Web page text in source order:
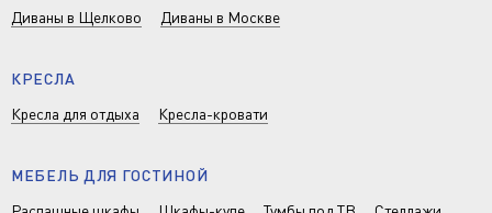
Диваны в Щелково
Диваны в Москве
КРЕСЛА
Кресла для отдыха
Кресла-кровати
МЕБЕЛЬ ДЛЯ ГОСТИНОЙ